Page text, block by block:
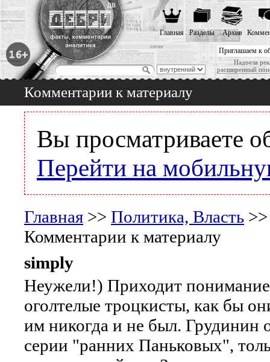
Приглашаем к
Надоела
расширенный
Главная Разделы Архив
Комментарии к материалу
Вы просматриваете
Перейти на
Главная >> Политика, Власть
Комментарии к материалу
simply
Неужели!) Приходит
оголтелые троцкисты, как бы
им никогда и не был.
серии "ранних Паньковых",